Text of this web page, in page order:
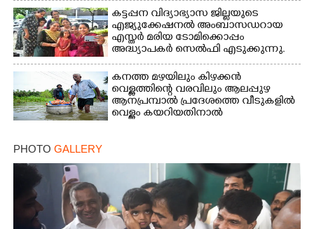
കട്ടപ്പന വിദ്യാഭ്യാസ ജില്ലയുടെ
എജ്യുക്കേഷനൽ അംബാസഡറായ
എസ്തർ മരിയ ടോമിക്കൊപ്പം
അദ്ധ്യാപകർ സെൽഫി എടുക്കുന്നു.
കനത്ത മഴയിലും കിഴക്കൻ
വെള്ളത്തിന്റെ വരവിലും ആലപ്പുഴ
ആനപ്രമ്പാൽ പ്രദേശത്തെ വീടുകളിൽ
വെള്ളം കയറിയതിനാൽ
PHOTO GALLERY